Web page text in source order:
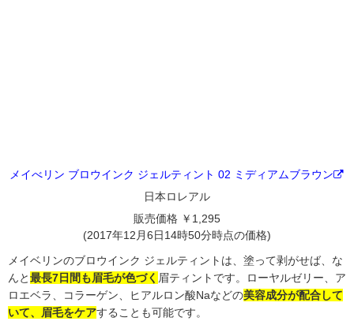
メイべリン ブロウインク ジェルティント 02 ミディアムブラウン
日本ロレアル
販売価格 ￥1,295
(2017年12月6日14時50分時点の価格)
メイベリンのブロウインク ジェルティントは、塗って剥がせば、な
んと最長7日間も眉毛が色づく 眉ティントです。ローヤルゼリー、ア
ロエベラ、コラーゲン、ヒアルロン酸Naなどの美容成分が配合して
いて、眉毛をケアすることも可能です。